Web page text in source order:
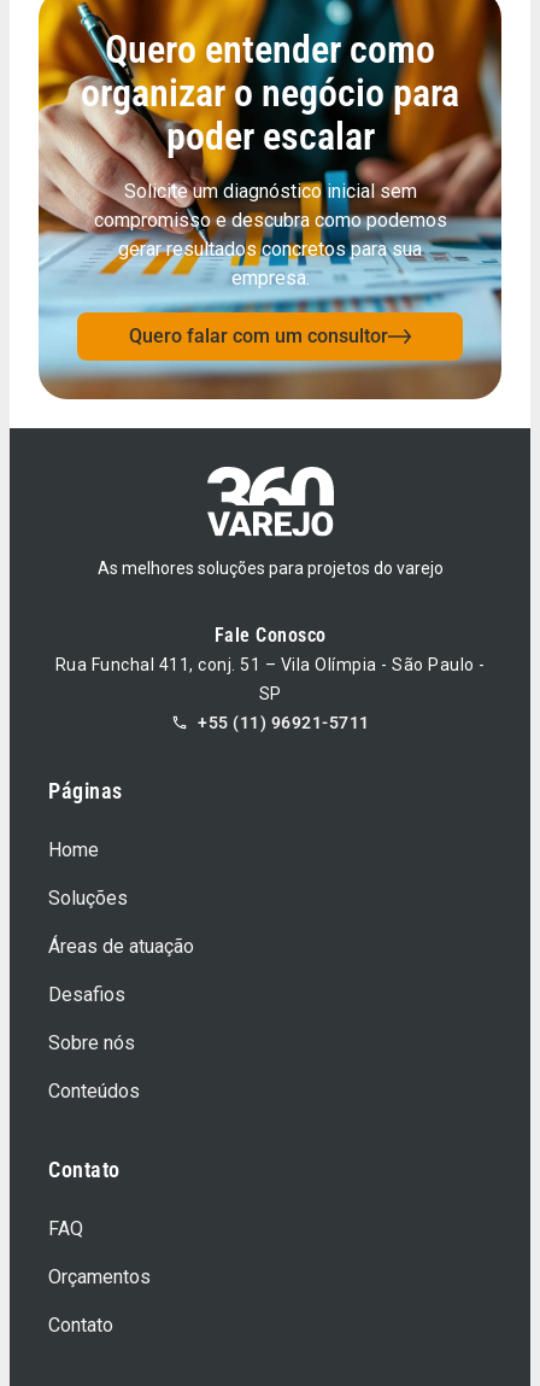
Quero entender como
organizar o negócio para
poder escalar
Solicite um diagnóstico inicial sem
compromisso e descubra como podemos
gerar resultados concretos para sua
empresa.
Quero falar com um consultor
As melhores soluções para projetos do varejo
Fale Conosco
Rua Funchal 411, conj. 51 – Vila Olímpia - São Paulo -
SP
+55 (11) 96921-5711
Páginas
Home
Soluções
Áreas de atuação
Desafios
Sobre nós
Conteúdos
Contato
FAQ
Orçamentos
Contato